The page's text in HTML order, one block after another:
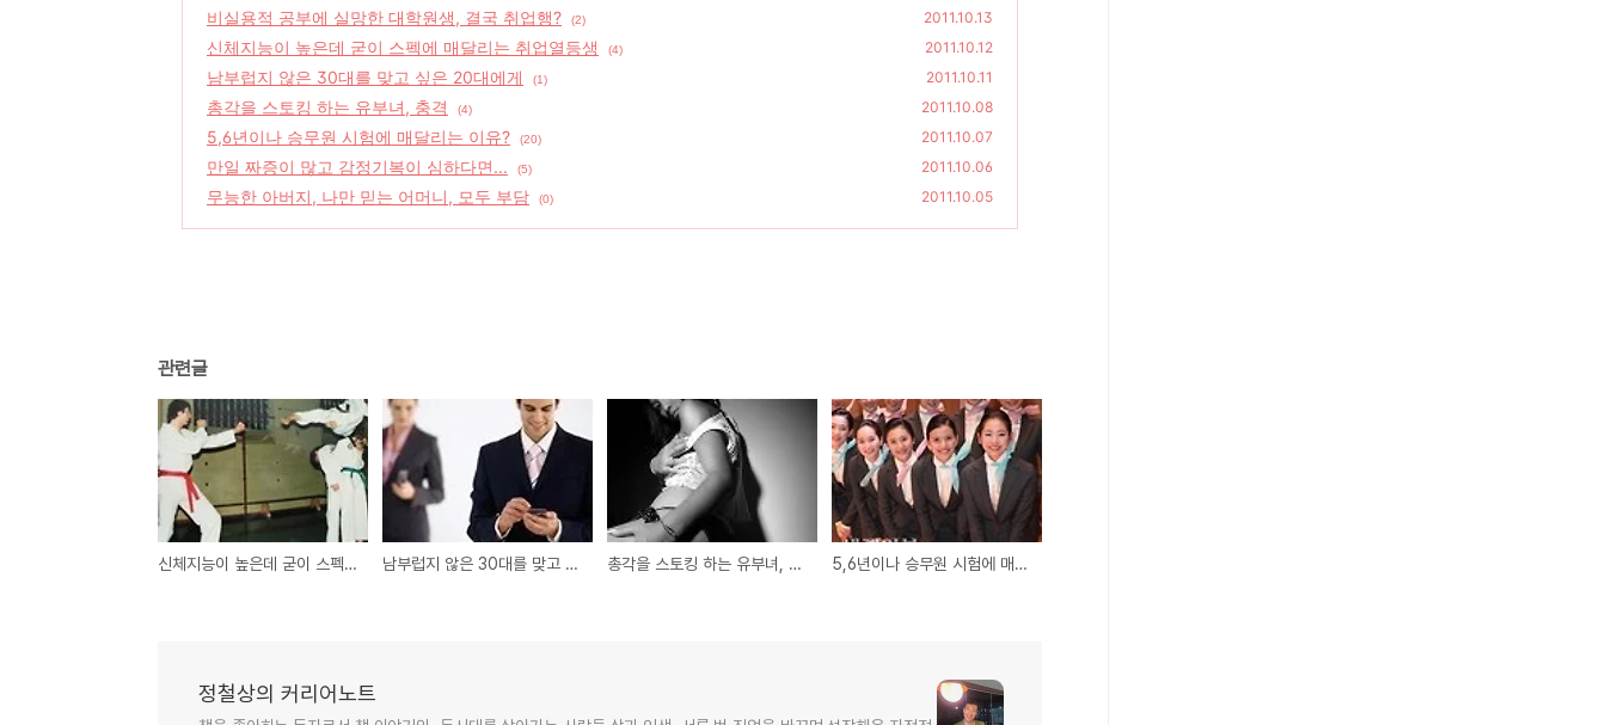
비실용적 공부에 실망한 대학원생, 결국 취업행? (2) 2011.10.13
신체지능이 높은데 굳이 스펙에 매달리는 취업열등생 (4) 2011.10.12
남부럽지 않은 30대를 맞고 싶은 20대에게 (1) 2011.10.11
총각을 스토킹 하는 유부녀, 충격 (4) 2011.10.08
5,6년이나 승무원 시험에 매달리는 이유? (20) 2011.10.07
만일 짜증이 많고 감정기복이 심하다면... (5) 2011.10.06
무능한 아버지, 나만 믿는 어머니, 모두 부담 (0) 2011.10.05
관련글
신체지능이 높은데 굳이 스펙에 매달리는 취업열등생 남부럽지 않은 30대를 맞고 싶은 20대에게 총각을 스토킹 하는 유부녀, 충격 5,6년이나 승무원 시험에 매달리는 이유?
정철상의 커리어노트